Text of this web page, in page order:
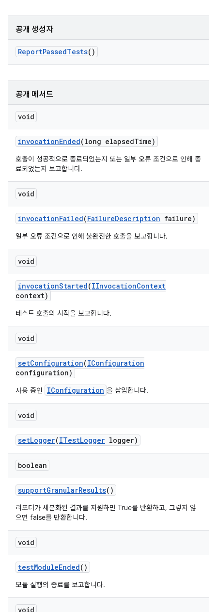
공개 생성자
ReportPassedTests()
공개 메서드
void
invocationEnded(long elapsedTime)
호출이 성공적으로 종료되었는지 또는 일부 오류 조건으로 인해 종
료되었는지 보고합니다.
void
invocationFailed(FailureDescription failure)
일부 오류 조건으로 인해 불완전한 호출을 보고합니다.
void
invocationStarted(IInvocationContext
context)
테스트 호출의 시작을 보고합니다.
void
setConfiguration(IConfiguration
configuration)
사용 중인 IConfiguration 을 삽입합니다.
void
setLogger(ITestLogger logger)
boolean
supportGranularResults()
리포터가 세분화된 결과를 지원하면 True를 반환하고, 그렇지 않
으면 false를 반환합니다.
void
testModuleEnded()
모듈 실행의 종료를 보고합니다.
void